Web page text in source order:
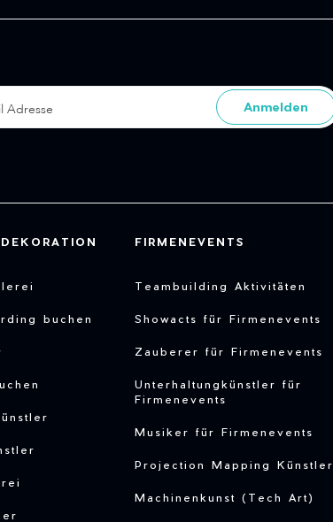
Anmelden
buchen
FIRMENEVENTS
Teambuilding Aktivitäten
Showacts für Firmenevents
Zauberer für Firmenevents
Unterhaltungkünstler für
Firmenevents
Musiker für Firmenevents
Projection Mapping Künstler
Machinenkunst (Tech Art)